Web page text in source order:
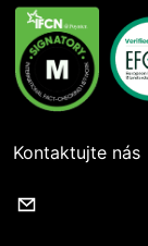
Kontaktujte nás